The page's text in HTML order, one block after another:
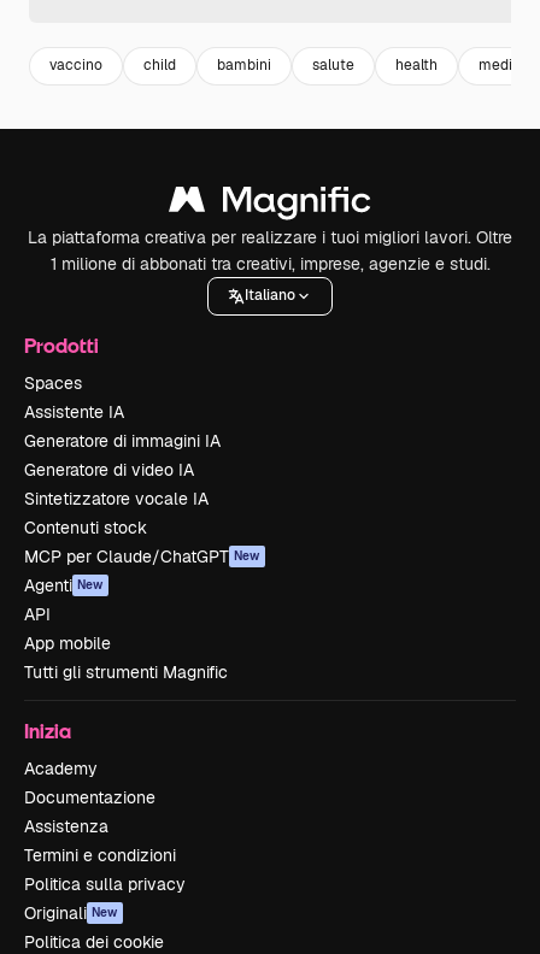
vaccino child bambini salute health medicina
La piattaforma creativa per realizzare i tuoi migliori lavori. Oltre
1 milione di abbonati tra creativi, imprese, agenzie e studi.
Italiano
Prodotti
Spaces
Assistente IA
Generatore di immagini IA
Generatore di video IA
Sintetizzatore vocale IA
Contenuti stock
MCP per Claude/ChatGPT New
Agenti New
API
App mobile
Tutti gli strumenti Magnific
Inizia
Academy
Documentazione
Assistenza
Termini e condizioni
Politica sulla privacy
Originali New
Politica dei cookie